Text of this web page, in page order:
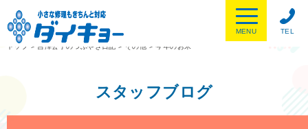
TEL
MENU
トップ
> 吉澤公子のつぶやき日記 > その他 >今年のお米
スタッフブログ